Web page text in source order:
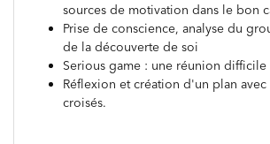
sources de motivation dans le bon
Prise de conscience, analyse du
de la découverte de soi
Serious game : une réunion difficile
Réflexion et création d'un plan avec
croisés.